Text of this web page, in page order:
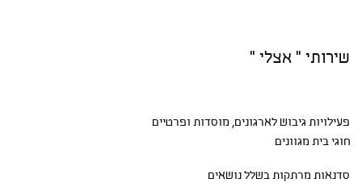
שירותי " אצלי "
פעילויות גיבושלארגונים, מוסדות ופרטיים
חוגי בית מגוונים
סדנאות מרתקות בשלל נושאים